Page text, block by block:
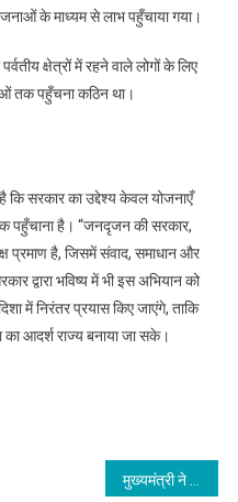
के माध्यम से लाभ पहुँचाया गया।
क्षेत्रों में रहने वाले लोगों के लिए
तक पहुँचना कठिन था।
कि सरकार का उद्देश्य केवल योजनाएँ
पहुँचाना है। “जनदृजन की सरकार,
प्रमाण है, जिसमें संवाद, समाधान और
द्वारा भविष्य में भी इस अभियान को
में निरंतर प्रयास किए जाएंगे, ताकि
आदर्श राज्य बनाया जा सके।
मुख्यमंत्री ने किया श्रमिक प्रशिक्षण पोर्टल का शुभारंभ